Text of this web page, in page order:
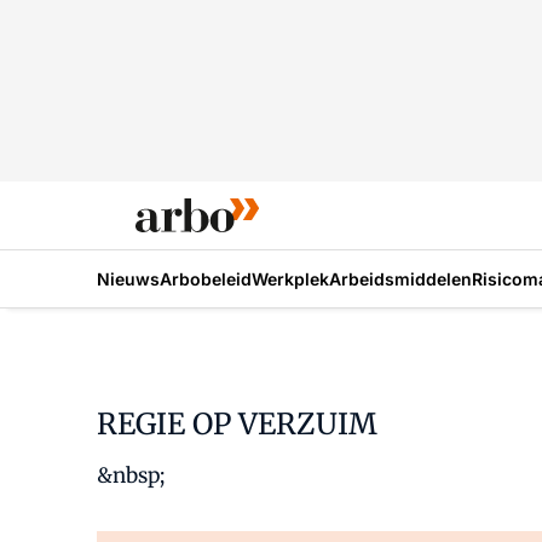
NieuwsArbobeleidWerkplekArbeidsmiddelen
REGIE OP VERZUIM
&nbsp;